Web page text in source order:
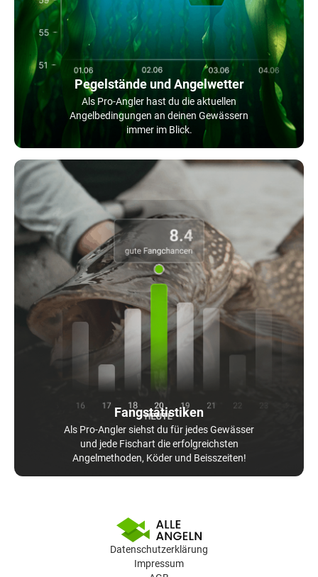
Pegelstände und Angelwetter
Als Pro-Angler hast du die aktuellen
Angelbedingungen an deinen Gewässern
immer im Blick.
Fangstatistiken
Als Pro-Angler siehst du für jedes Gewässer
und jede Fischart die erfolgreichsten
Angelmethoden, Köder und Beisszeiten!
Datenschutzerklärung
Impressum